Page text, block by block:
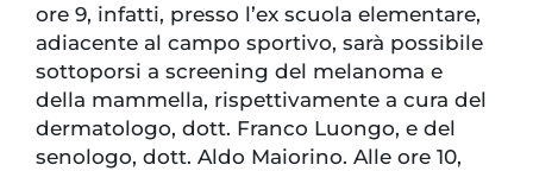
ore 9, infatti, presso l’ex scuola elementare,
adiacente al campo sportivo, sarà possibile
sottoporsi a screening del melanoma e
della mammella, rispettivamente a cura del
dermatologo, dott. Franco Luongo, e del
senologo, dott. Aldo Maiorino. Alle ore 10,